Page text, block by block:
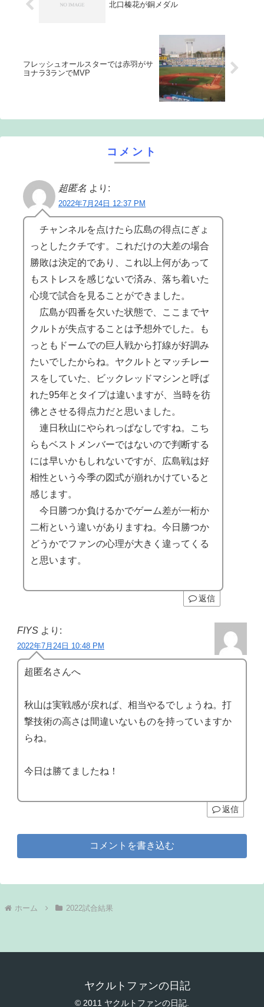
北口榛花が銅メダル
フレッシュオールスターでは赤羽がサ
ヨナラ3ランでMVP
コメント
超匿名 より:
2022年7月24日 12:37 PM
チャンネルを点けたら広島の得点にぎょ
っとしたクチです。これだけの大差の場合
勝敗は決定的であり、これ以上何があって
もストレスを感じないで済み、落ち着いた
心境で試合を見ることができました。
広島が四番を欠いた状態で、ここまでヤ
クルトが失点することは予想外でした。も
っともドームでの巨人戦から打線が好調み
たいでしたからね。ヤクルトとマッチレー
スをしていた、ビックレッドマシンと呼ば
れた95年とタイプは違いますが、当時を彷
彿とさせる得点力だと思いました。
連日秋山にやられっぱなしですね。こち
らもベストメンバーではないので判断する
には早いかもしれないですが、広島戦は好
相性という今季の図式が崩れかけていると
感じます。
今日勝つか負けるかでゲーム差が一桁か
二桁という違いがありますね。今日勝つか
どうかでファンの心理が大きく違ってくる
と思います。
返信
FIYS より:
2022年7月24日 10:48 PM
超匿名さんへ
秋山は実戦感が戻れば、相当やるでしょうね。打
撃技術の高さは間違いないものを持っていますか
らね。
今日は勝てましたね！
返信
コメントを書き込む
ホーム 2022試合結果
ヤクルトファンの日記
© 2011 ヤクルトファンの日記.